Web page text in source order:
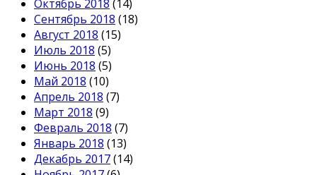
Октябрь 2018 (14)
Сентябрь 2018 (18)
Август 2018 (15)
Июль 2018 (5)
Июнь 2018 (5)
Май 2018 (10)
Апрель 2018 (7)
Март 2018 (9)
Февраль 2018 (7)
Январь 2018 (13)
Декабрь 2017(14)